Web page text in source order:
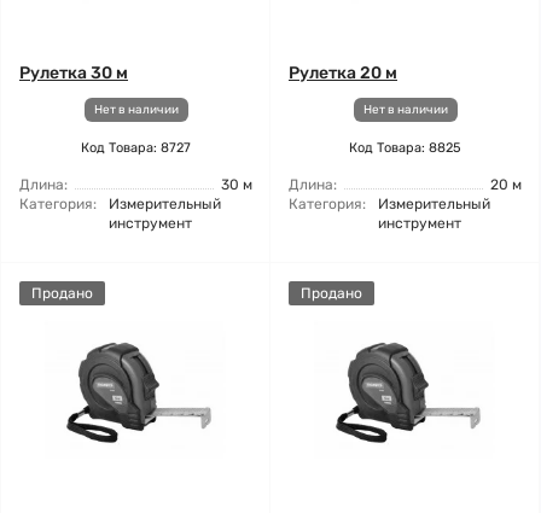
Рулетка 30 м
Нет в наличии
Код Товара: 8727
Длина:
30 м
Категория:
Измерительный
инструмент
Рулетка 20 м
Нет в наличии
Код Товара: 8825
Длина:
20 м
Категория:
Измерительный
инструмент
Продано Продано